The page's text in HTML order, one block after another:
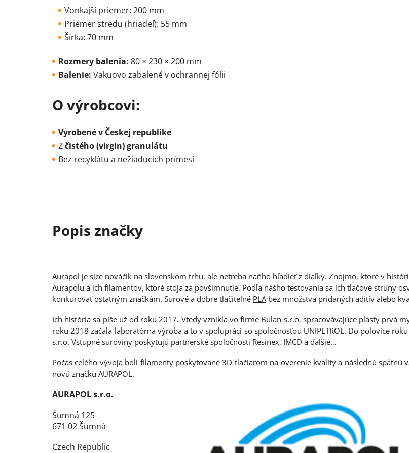
Vonkajší priemer: 200 mm
Priemer stredu (hriadeľ): 55 mm
Šírka: 70 mm
Rozmery balenia: 80 × 230 × 200 mm
Balenie: Vakuovo zabalené v ochrannej fólii
O výrobcovi:
Vyrobené v Českej republike
Zčistého (virgin) granulátu
Bez recyklátu a nežiaducich prímesí
Aurapol je síce nováčik na slovenskom trhu, ale netreba naňho hľadieť z diaľky. Znojmo, ktoré v
Aurapolu a ich filamentov, ktoré stoja za povšimnutie. Podľa nášho testovania sa ich tlačové struny
konkurovať ostatným značkám. Surové a dobre tlačiteľné PLAbez množstva pridaných aditív alebo
Ich história sa píše už od roku 2017. Vtedy vznikla vo firme Bulan s.r.o. spracovávajúce plasty prvá
roku 2018 začala laboratórna výroba a to v spolupráci so spoločnosťou UNIPETROL. Do polovice
s.r.o. Vstupné suroviny poskytujú partnerské spoločnosti Resinex, IMCD a ďalšie…
Počas celého vývoja boli filamenty poskytované 3D tlačiarom na overenie kvality a následnú
novú značku AURAPOL.
AURAPOL s.r.o.
Šumná 125
671 02 Šumná
Czech Republic